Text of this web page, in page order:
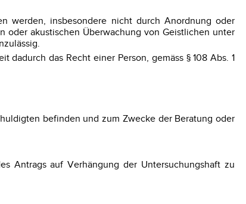
werden, insbesondere nicht durch Anordnung oder
oder akustischen Überwachung von Geistlichen unter
das Recht einer Person, gemäss § 108 Abs. 1
befinden und zum Zwecke der Beratung oder
Antrags auf Verhängung der Untersuchungshaft zu